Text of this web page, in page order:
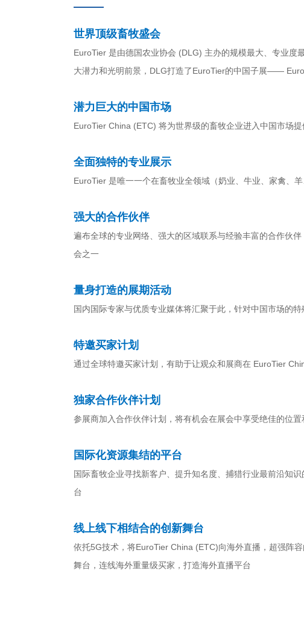
世界顶级畜牧盛会
EuroTier 是由德国农业协会 (DLG) 主办的规模最大、专业度
大潜力和光明前景，DLG打造了EuroTier的中国子展——
潜力巨大的中国市场
EuroTier China (ETC) 将为世界级的畜牧企业进入中国市场
全面独特的专业展示
EuroTier 是唯一一个在畜牧业全领域（奶业、牛业、家禽、
强大的合作伙伴
遍布全球的专业网络、强大的区域联系与经验丰富的合作伙
会之一
量身打造的展期活动
国内国际专家与优质专业媒体将汇聚于此，针对中国市场的
特邀买家计划
通过全球特邀买家计划，有助于让观众和展商在 EuroTier
独家合作伙伴计划
参展商加入合作伙伴计划，将有机会在展会中享受绝佳的位
国际化资源集结的平台
国际畜牧企业寻找新客户、提升知名度、捕猎行业最前沿知
台
线上线下相结合的创新舞台
依托5G技术，将EuroTier China (ETC)向海外直播，超强阵
舞台，连线海外重量级买家，打造海外直播平台